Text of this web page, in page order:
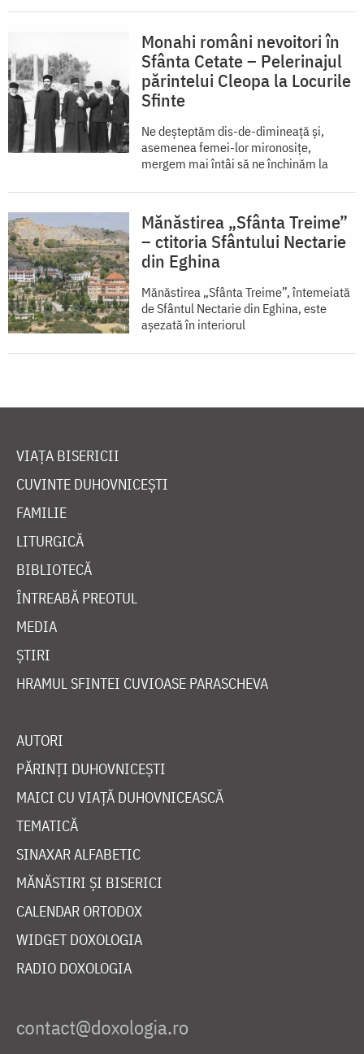
Monahi români nevoitori în
Sfânta Cetate – Pelerinajul
părintelui Cleopa la Locurile
Sfinte
Ne deșteptăm dis-de-dimineață și,
asemenea femei-lor mironosițe,
mergem mai întâi să ne închinăm la
Mănăstirea „Sfânta Treime”
– ctitoria Sfântului Nectarie
din Eghina
Mănăstirea „Sfânta Treime”, întemeiată
de Sfântul Nectarie din Eghina, este
aşezată în interiorul
VIAȚA BISERICII
CUVINTE DUHOVNICEȘTI
FAMILIE
LITURGICĂ
BIBLIOTECĂ
ÎNTREABĂ PREOTUL
MEDIA
ȘTIRI
HRAMUL SFINTEI CUVIOASE PARASCHEVA
AUTORI
PĂRINȚI DUHOVNICEȘTI
MAICI CU VIAȚĂ DUHOVNICEASCĂ
TEMATICĂ
SINAXAR ALFABETIC
MĂNĂSTIRI ȘI BISERICI
CALENDAR ORTODOX
WIDGET DOXOLOGIA
RADIO DOXOLOGIA